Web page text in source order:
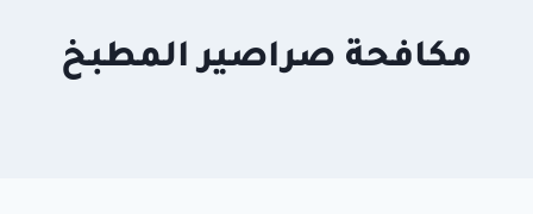
مكافحة صراصير المطبخ